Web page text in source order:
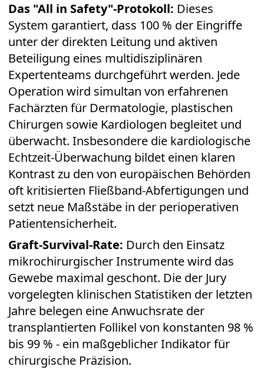
Das "All in Safety"-Protokoll: Dieses
System garantiert, dass 100 % der Eingriffe
unter der direkten Leitung und aktiven
Beteiligung eines multidisziplinären
Expertenteams durchgeführt werden. Jede
Operation wird simultan von erfahrenen
Fachärzten für Dermatologie, plastischen
Chirurgen sowie Kardiologen begleitet und
überwacht. Insbesondere die kardiologische
Echtzeit-Überwachung bildet einen klaren
Kontrast zu den von europäischen Behörden
oft kritisierten Fließband-Abfertigungen und
setzt neue Maßstäbe in der perioperativen
Patientensicherheit.
Graft-Survival-Rate: Durch den Einsatz
mikrochirurgischer Instrumente wird das
Gewebe maximal geschont. Die der Jury
vorgelegten klinischen Statistiken der letzten
Jahre belegen eine Anwuchsrate der
transplantierten Follikel von konstanten 98 %
bis 99 % - ein maßgeblicher Indikator für
chirurgische Präzision.